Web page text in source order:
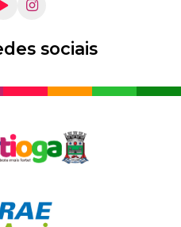
sociais